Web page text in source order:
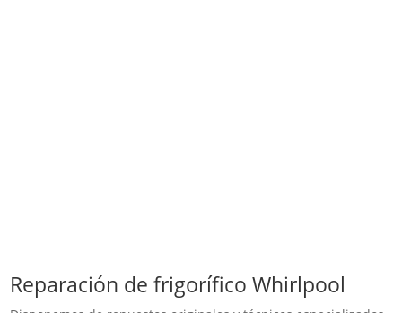
Reparación de frigorífico Whirlpool